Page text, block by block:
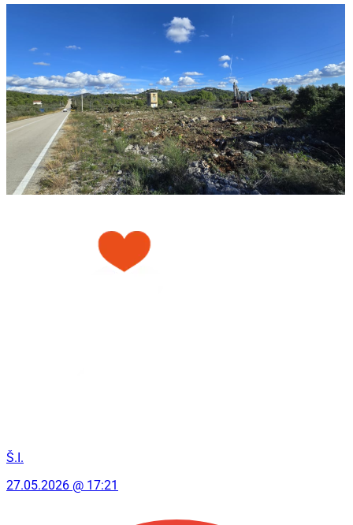
Š.I.
27.05.2026 @ 17:21